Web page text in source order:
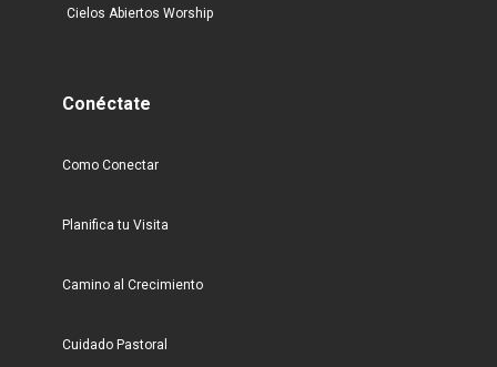
Cielos Abiertos Worship
Conéctate
Como Conectar
Planifica tu Visita
Camino al Crecimiento
Cuidado Pastoral